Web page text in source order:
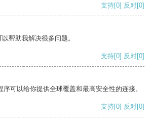
支持[0] 反对[0]
帮助我解决很多问题。
支持[0] 反对[0]
可以给你提供全球覆盖和最高安全性的连接。
支持[0] 反对[0]